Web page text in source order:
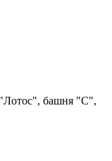
"Лотос", башня "С",